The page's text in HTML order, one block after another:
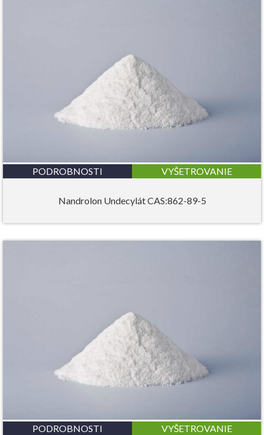
PODROBNOSTI VYŠETROVANIE
Nandrolon Undecylát CAS:862-89-5
PODROBNOSTI VYŠETROVANIE